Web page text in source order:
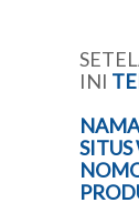
INI
SITUS